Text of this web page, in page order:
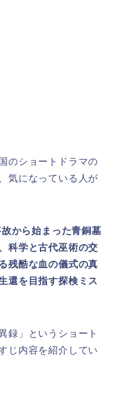
のショートドラマの
気になっている人が
から始まった青銅墓
科学と古代巫術の交
残酷な血の儀式の真
還を目指す探検ミス
録」というショート
じ内容を紹介してい